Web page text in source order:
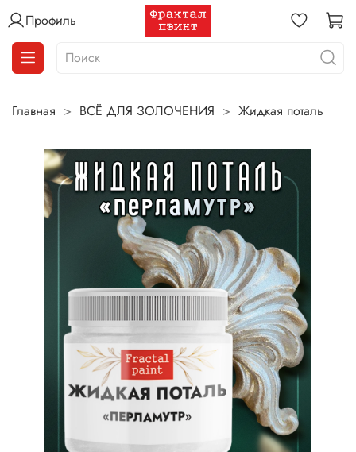
Профиль
Главная ВСЁ ДЛЯ ЗОЛОЧЕНИЯ Жидкая поталь